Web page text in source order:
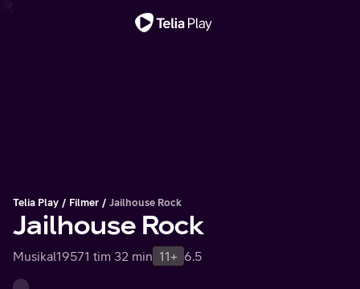
Telia Play Filmer Jailhouse Rock
Jailhouse Rock
Musikal19571 tim 32 min 11+ 6.5